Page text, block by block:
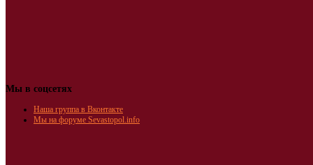
Мы в соцсетях
Наша группа в Вконтакте
Мы на форуме Sevastopol.info